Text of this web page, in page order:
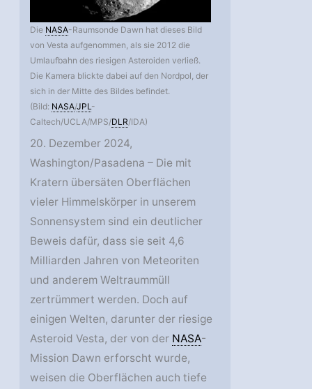
Die NASA-Raumsonde Dawn hat dieses Bild
von Vesta aufgenommen, als sie 2012 die
Umlaufbahn des riesigen Asteroiden verließ.
Die Kamera blickte dabei auf den Nordpol, der
sich in der Mitte des Bildes befindet.
(Bild: NASA/JPL-
Caltech/UCLA/MPS/DLR/IDA)
20. Dezember 2024,
Washington/Pasadena – Die mit
Kratern übersäten Oberflächen
vieler Himmelskörper in unserem
Sonnensystem sind ein deutlicher
Beweis dafür, dass sie seit 4,6
Milliarden Jahren von Meteoriten
und anderem Weltraummüll
zertrümmert werden. Doch auf
einigen Welten, darunter der riesige
Asteroid Vesta, der von der NASA-
Mission Dawn erforscht wurde,
weisen die Oberflächen auch tiefe